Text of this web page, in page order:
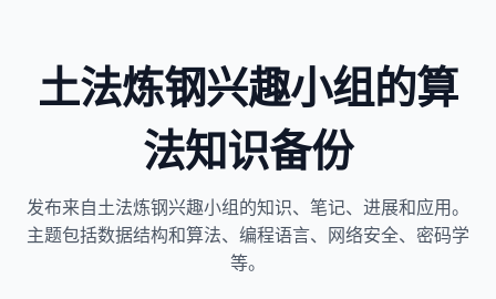
土法炼钢兴趣小组的算
法知识备份
发布来自土法炼钢兴趣小组的知识、笔记、进展和应用。
主题包括数据结构和算法、编程语言、网络安全、密码学
等。